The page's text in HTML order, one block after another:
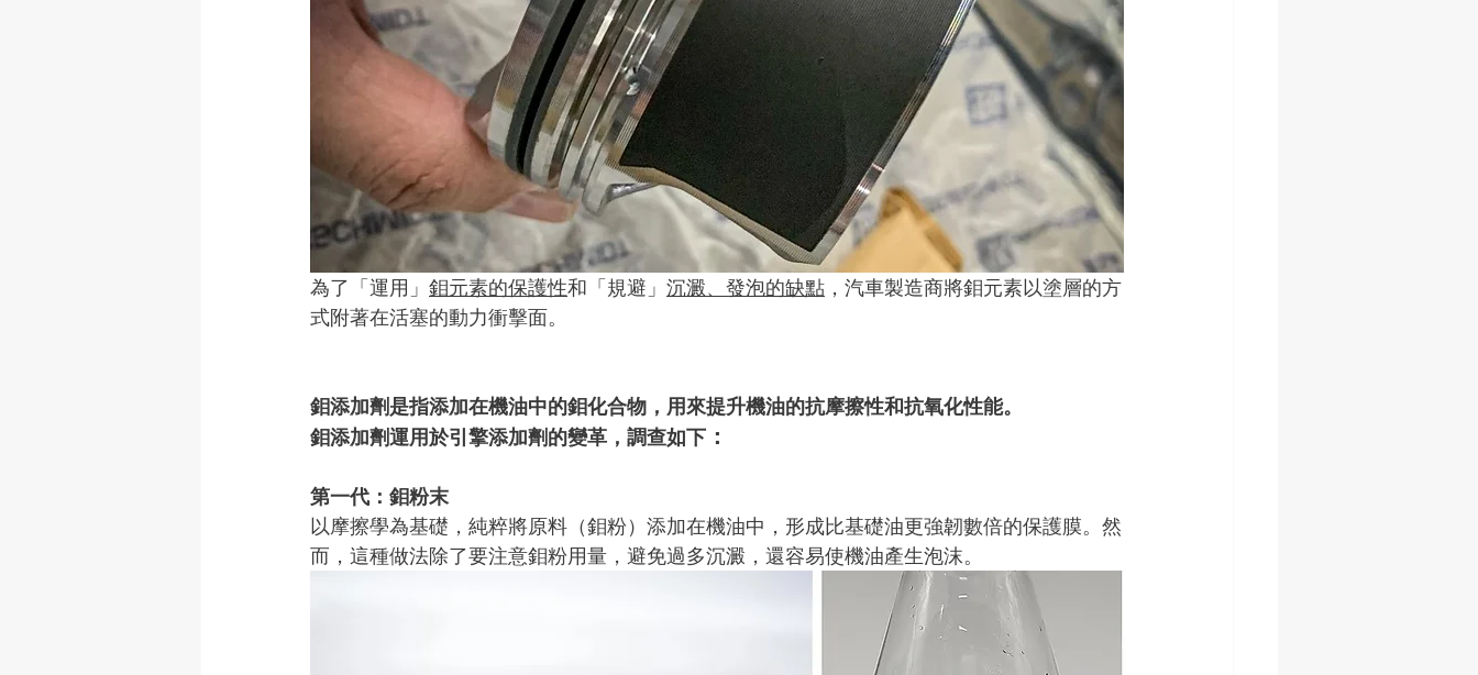
為了「運用」 鉬元素的保護性和「規避」 沉澱、發泡的缺點 ，汽車製造商將鉬元素以塗層的方
式附著在活塞的動力衝擊面。
鉬添加劑是指添加在機油中的鉬化合物，用來提升機油的抗摩擦性和抗氧化性能。
鉬添加劑運用於引擎添加劑的變革，調查如下 ：
第一代：鉬粉末
以摩擦學為基礎，純粹將原料（鉬粉）添加在機油中，形成比基礎油更強韌數倍的保護膜。然
而，這種做法除了要注意鉬粉用量，避免過多沉澱，還容易使機油產生泡沫。